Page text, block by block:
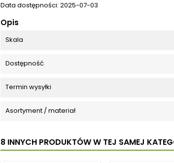
Data dostępności: 2025-07-03
Opis
Skala
Dostępność
Termin wysyłki
Asortyment / materiał
8 INNYCH PRODUKTÓW W TEJ SAMEJ